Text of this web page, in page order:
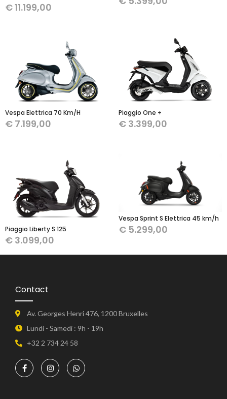
€11.199,00
Vespa Elettrica 70 Km/H
€ 7.199,00
Piaggio One +
€ 3.399,00
Piaggio Liberty S 125
€ 3.099,00
Vespa Sprint S Elettrica 45 km/h
€ 5.299,00
Contact
Av. Georges Henri 476, 1200 Bruxelles
Lundi - Samedi : 9h - 19h
+32 2 734 24 58